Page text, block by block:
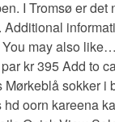
I Tromsø er det
may also
kr 395 Add to
sokker i
oorn kareena